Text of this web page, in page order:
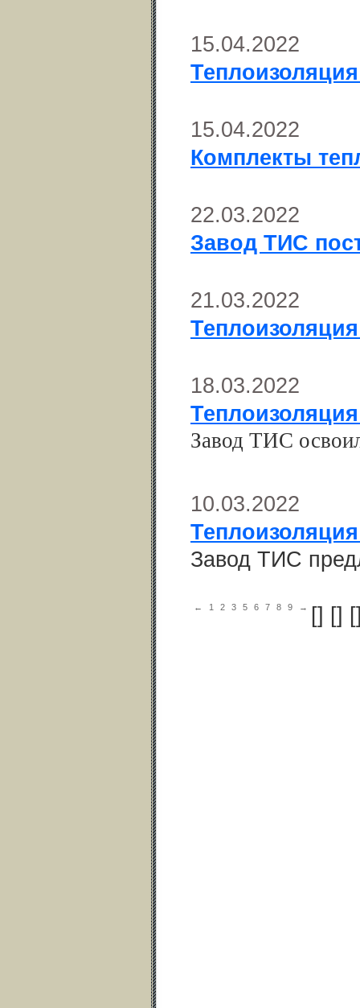
15.04.2022
15.04.2022
Комплекты
22.03.2022
Завод ТИС
21.03.2022
18.03.2022
Завод ТИС
10.03.2022
Завод ТИС
← [
1 ] [
2 ] [
3 5 6 7 8 9 →